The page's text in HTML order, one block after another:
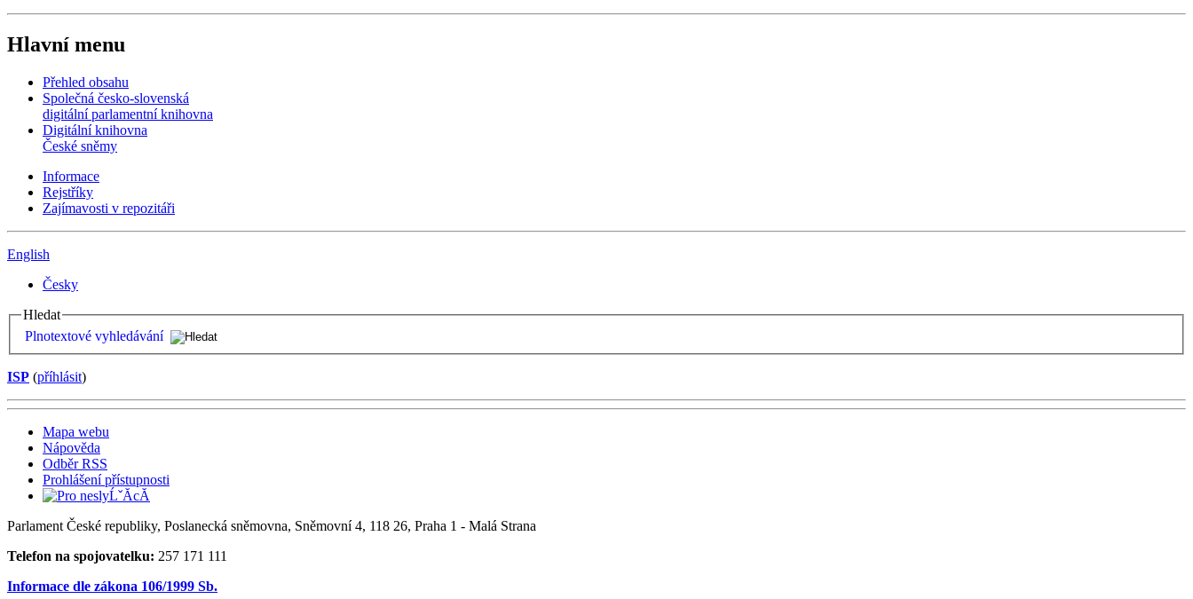
Hlavní menu
Přehled obsahu
Společná česko-slovenská
digitální parlamentní knihovna
Digitální knihovna
České sněmy
Informace
Rejstříky
Zajímavosti v repozitáři
English
Česky
Hledat
Plnotextové vyhledávání
ISP (příhlásit)
Mapa webu
Nápověda
Odběr RSS
Prohlášení přístupnosti
Parlament České republiky, Poslanecká sněmovna, Sněmovní 4, 118 26, Praha 1 - Malá Strana
Telefon na spojovatelku: 257 171 111
Informace dle zákona 106/1999 Sb.